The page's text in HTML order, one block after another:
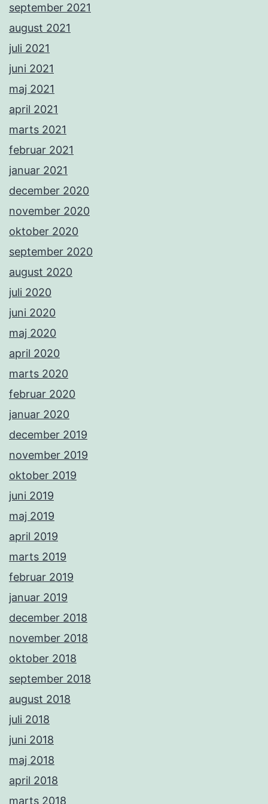
september 2021
august 2021
juli 2021
juni 2021
maj 2021
april 2021
marts 2021
februar 2021
januar 2021
december 2020
november 2020
oktober 2020
september 2020
august 2020
juli 2020
juni 2020
maj 2020
april 2020
marts 2020
februar 2020
januar 2020
december 2019
november 2019
oktober 2019
juni 2019
maj 2019
april 2019
marts 2019
februar 2019
januar 2019
december 2018
november 2018
oktober 2018
september 2018
august 2018
juli 2018
juni 2018
maj 2018
april 2018
marts 2018